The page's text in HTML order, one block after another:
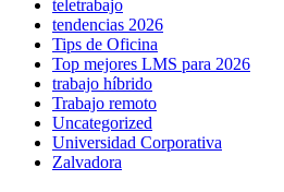
teletrabajo
tendencias 2026
Tips de Oficina
Top mejores LMS para 2026
trabajo híbrido
Trabajo remoto
Uncategorized
Universidad Corporativa
Zalvadora